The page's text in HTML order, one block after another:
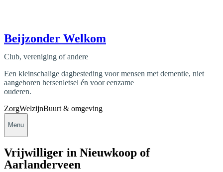
Beijzonder Welkom
Club, vereniging of andere
Een kleinschalige dagbesteding voor mensen met dementie, niet
aangeboren hersenletsel én voor eenzame
ouderen.
ZorgWelzijnBuurt & omgeving
Menu
Vrijwilliger in Nieuwkoop of
Aarlanderveen